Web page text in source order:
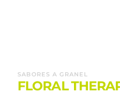
SABORES A GRANEL
FLORAL